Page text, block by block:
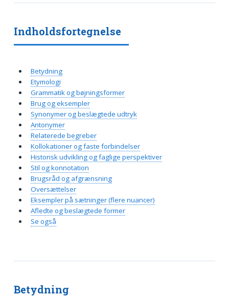
Betydning
Indholdsfortegnelse
Betydning
Etymologi
Grammatik og bøjningsformer
Brug og eksempler
Synonymer og beslægtede udtryk
Antonymer
Relaterede begreber
Kollokationer og faste forbindelser
Historisk udvikling og faglige perspektiver
Stil og konnotation
Brugsråd og afgrænsning
Oversættelser
Eksempler på sætninger (flere nuancer)
Afledte og beslægtede former
Se også